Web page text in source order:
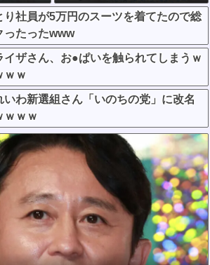
ぁ？w w w w w w w w
り社員が5万円のスーツを着てたので総
ったったwww
イザさん、お●ぱいを触られてしまうｗ
ｗｗ
いわ新選組さん「いのちの党」に改名
ｗｗｗ